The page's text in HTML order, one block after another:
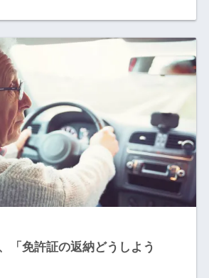
「免許証の返納どうしよう